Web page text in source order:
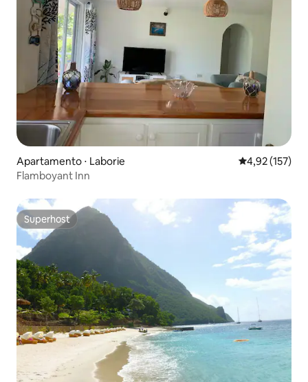
Apartamento ⋅ Laborie 4,92 de uma
4,92 (157)
Flamboyant Inn
Superhost
Superhost